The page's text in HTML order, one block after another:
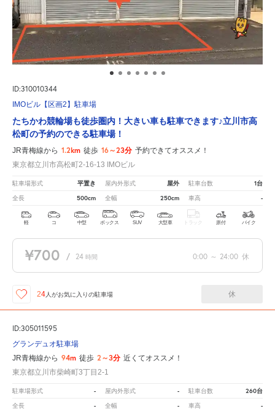
ID:310010344
IMOビル【区画2】駐車場
たちかわ競輪場も徒歩圏内！大きい車も駐車できます♪立川市高
松町の予約のできる駐車場！
JR青梅線から 1.2km 徒歩 16～23分 予約できてオススメ！
東京都立川市高松町2-16-13 IMOビル
駐車場形式 平置き 屋内外形式 屋外 駐車台数 1台
全長 500cm 全幅 250cm 車高 -
軽 コ 中型 ボックス SUV 大型車 トラック 原付 バイク
¥700 / 24 時間 0:00 ～ 24:00 休
24人がお気に入りの駐車場 休
ID:305011595
グランデュオ駐車場
JR青梅線から 94m 徒歩 2～3分 近くてオススメ！
東京都立川市柴崎町3丁目2-1
駐車場形式 - 屋内外形式 - 駐車台数 260台
全長 - 全幅 - 車高 -